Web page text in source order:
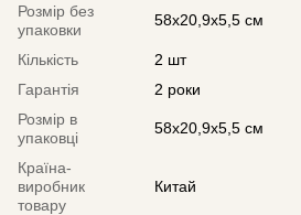
Розмір без
упаковки
58x20,9x5,5 см
Кількість
2 шт
Гарантія
2 роки
Розмір в
упаковці
58x20,9x5,5 см
Країна-
виробник
товару
Китай